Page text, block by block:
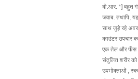
बी.आर. *] बहुत
जवाब. तथापि,
साथ जुड़े रहे
काउंटर उपचार
एक तेल और फँस
संतुलित शरीर
उपभोक्ताओं ,